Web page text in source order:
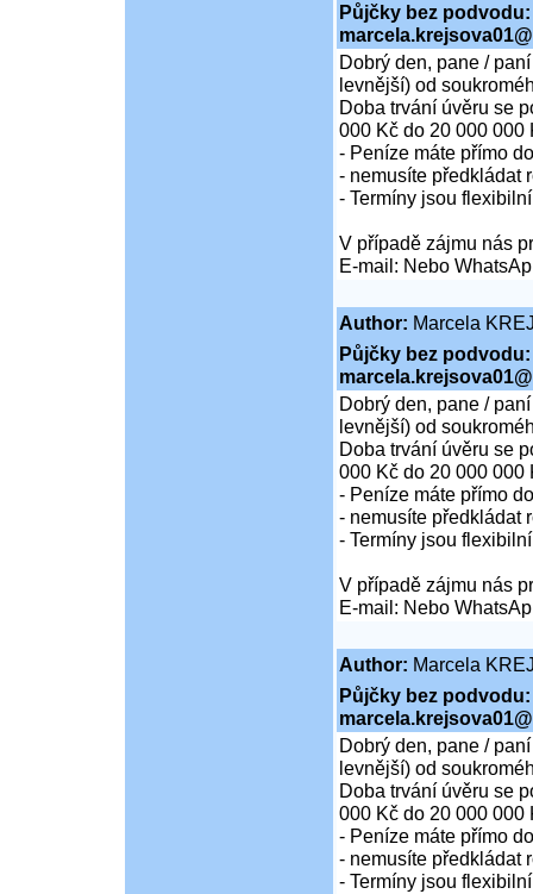
Půjčky bez podvodu:
Dobrý den, pane /
levnější) od
Doba trvání úvěru se
000 Kč do 20 000 000
- Peníze máte přímo
- nemusíte předkládat
- Termíny jsou
V případě zájmu nás
E-mail: Nebo
Author: Marcela
Půjčky bez podvodu:
Dobrý den, pane /
levnější) od
Doba trvání úvěru se
000 Kč do 20 000 000
- Peníze máte přímo
- nemusíte předkládat
- Termíny jsou
V případě zájmu nás
E-mail: Nebo
Author: Marcela
Půjčky bez podvodu:
Dobrý den, pane /
levnější) od
Doba trvání úvěru se
000 Kč do 20 000 000
- Peníze máte přímo
- nemusíte předkládat
- Termíny jsou